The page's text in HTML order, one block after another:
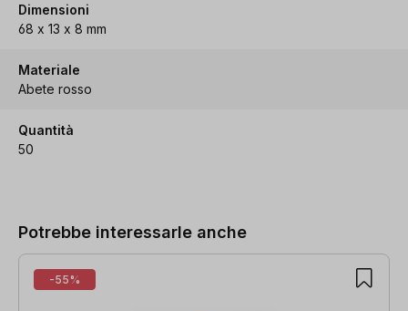
Dimensioni
68 x 13 x 8 mm
Materiale
Abete rosso
Quantità
50
Potrebbe interessarle anche
-55%